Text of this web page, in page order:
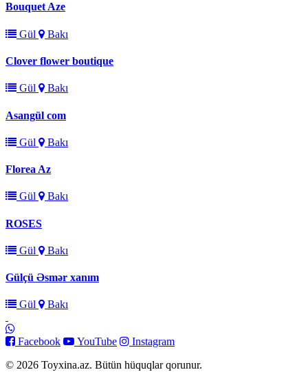
Bouquet Aze
Gül Bakı
Clover flower boutique
Gül Bakı
Asangül com
Gül Bakı
Florea Az
Gül Bakı
ROSES
Gül Bakı
Gülçü Əsmər xanım
Gül Bakı
Facebook YouTube
Instagram
© 2026 Toyxina.az. Bütün hüquqlar qorunur.